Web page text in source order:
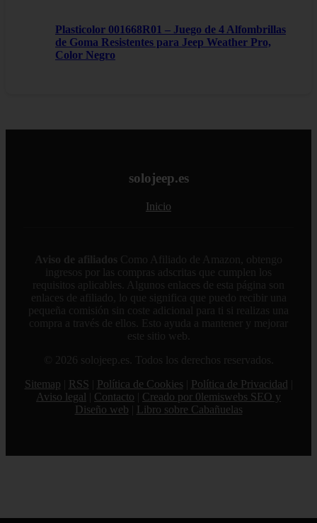
Plasticolor 001668R01 – Juego de 4 Alfombrillas
de Goma Resistentes para Jeep Weather Pro,
Color Negro
solojeep.es
Inicio
Aviso de afiliados Como Afiliado de Amazon, obtengo
ingresos por las compras adscritas que cumplen los
requisitos aplicables. Algunos enlaces de esta página son
enlaces de afiliado, lo que significa que puedo recibir una
pequeña comisión sin coste adicional para ti si realizas una
compra a través de ellos. Esto ayuda a mantener y mejorar
este sitio web.
© 2026 solojeep.es. Todos los derechos reservados.
Sitemap
RSS Política de Cookies Política de Privacidad
Aviso legal
Contacto
Creado por 0lemiswebs SEO y
Diseño web
Libro sobre Cabañuelas